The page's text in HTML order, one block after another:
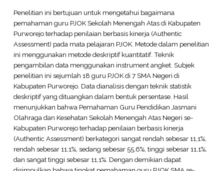
Penelitian ini bertujuan untuk mengetahui bagaimana
pemahaman guru PJOK Sekolah Menengah Atas di Kabupaten
Purworejo terhadap penilaian berbasis kinerja (Authentic
Assessment) pada mata pelajaran PJOK. Metode dalam penelitian
ini menggunakan metode deskriptif kuantitatif. Teknik
pengambilan data menggunakan instrument angket. Subjek
penelitian ini sejumlah 18 guru PJOK di 7 SMA Negeri di
Kabupaten Purworejo. Data dianalisis dengan teknik statistik
deskriptif yang dituangkan dalam bentuk persentase. Hasil
menunjukkan bahwa Pemahaman Guru Pendidikan Jasmani
Olahraga dan Kesehatan Sekolah Menengah Atas Negeri se-
Kabupaten Purworejo terhadap penilaian berbasis kinerja
(Authentic Assessment) berkategori sangat rendah sebesar 11,1%,
rendah sebesar 11,1%, sedang sebesar 55,6%, tinggi sebesar 11,1%,
dan sangat tinggi sebesar 11,1%. Dengan demikian dapat